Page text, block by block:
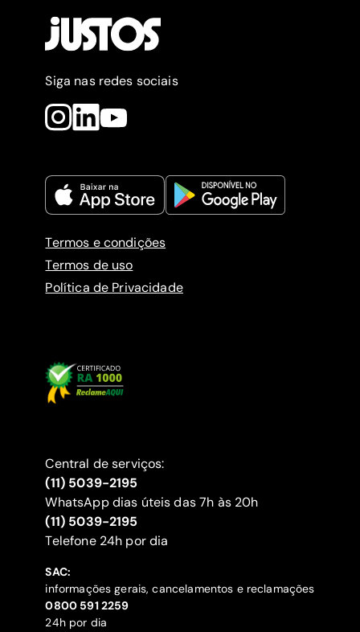
Siga nas redes sociais
Termos e condições
Termos de uso
Política de Privacidade
Central de serviços:
(11) 5039-2195
WhatsApp dias úteis das 7h às 20h
(11) 5039-2195
‍Telefone 24h por dia
SAC:
informações gerais, cancelamentos e reclamações
‍0800 591 2259
24h por dia